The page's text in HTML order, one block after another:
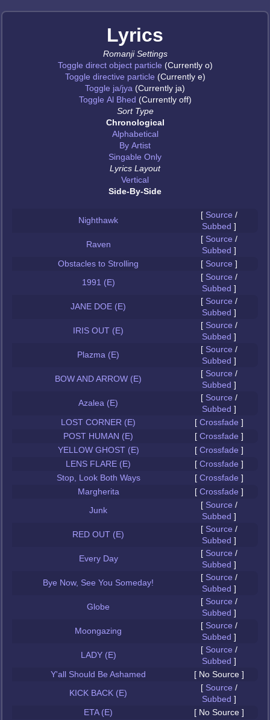
Lyrics
Romanji Settings
Toggle direct object particle (Currently o)
Toggle directive particle (Currently e)
Toggle ja/jya (Currently ja)
Toggle Al Bhed (Currently off)
Sort Type
Chronological
Alphabetical
By Artist
Singable Only
Lyrics Layout
Vertical
Side-By-Side
Nighthawk
[ Source /
Subbed ]
Raven
[ Source /
Subbed ]
Obstacles to Strolling
[ Source ]
1991 (E)
[ Source /
Subbed ]
JANE DOE (E)
[ Source /
Subbed ]
IRIS OUT (E)
[ Source /
Subbed ]
Plazma (E)
[ Source /
Subbed ]
BOW AND ARROW (E)
[ Source /
Subbed ]
Azalea (E)
[ Source /
Subbed ]
LOST CORNER (E)
[ Crossfade ]
POST HUMAN (E)
[ Crossfade ]
YELLOW GHOST (E)
[ Crossfade ]
LENS FLARE (E)
[ Crossfade ]
Stop, Look Both Ways
[ Crossfade ]
Margherita
[ Crossfade ]
Junk
[ Source /
Subbed ]
RED OUT (E)
[ Source /
Subbed ]
Every Day
[ Source /
Subbed ]
Bye Now, See You Someday!
[ Source /
Subbed ]
Globe
[ Source /
Subbed ]
Moongazing
[ Source /
Subbed ]
LADY (E)
[ Source /
Subbed ]
Y'all Should Be Ashamed
[ No Source ]
KICK BACK (E)
[ Source /
Subbed ]
ETA (E)
[ No Source ]